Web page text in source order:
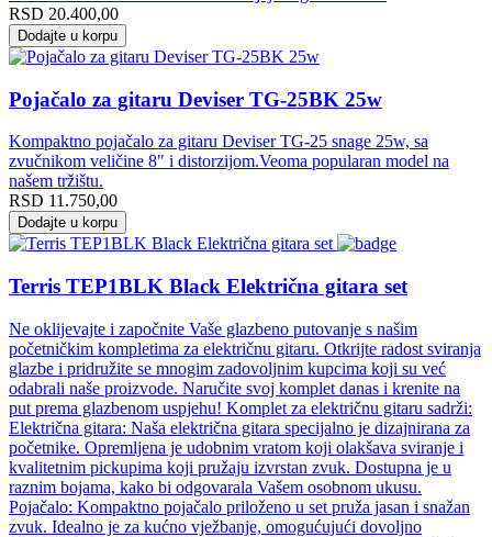
RSD 20.400,00
Dodajte u korpu
Pojačalo za gitaru Deviser TG-25BK 25w
Kompaktno pojačalo za gitaru Deviser TG-25 snage 25w, sa
zvučnikom veličine 8" i distorzijom.Veoma popularan model na
našem tržištu.
RSD 11.750,00
Dodajte u korpu
Terris TEP1BLK Black Električna gitara set
Ne oklijevajte i započnite Vaše glazbeno putovanje s našim
početničkim kompletima za električnu gitaru. Otkrijte radost sviranja
glazbe i pridružite se mnogim zadovoljnim kupcima koji su već
odabrali naše proizvode. Naručite svoj komplet danas i krenite na
put prema glazbenom uspjehu! Komplet za električnu gitaru sadrži:
Električna gitara: Naša električna gitara specijalno je dizajnirana za
početnike. Opremljena je udobnim vratom koji olakšava sviranje i
kvalitetnim pickupima koji pružaju izvrstan zvuk. Dostupna je u
raznim bojama, kako bi odgovarala Vašem osobnom ukusu.
Pojačalo: Kompaktno pojačalo priloženo u set pruža jasan i snažan
zvuk. Idealno je za kućno vježbanje, omogućujući dovoljno